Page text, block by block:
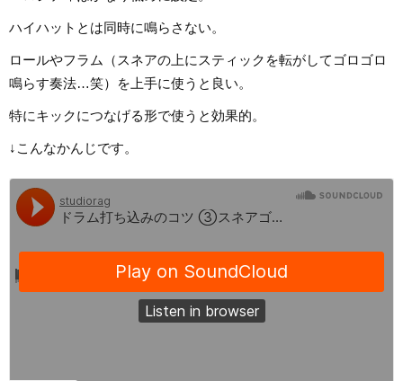
ハイハットとは同時に鳴らさない。
ロールやフラム（スネアの上にスティックを転がしてゴロゴロ
鳴らす奏法…笑）を上手に使うと良い。
特にキックにつなげる形で使うと効果的。
↓こんなかんじです。